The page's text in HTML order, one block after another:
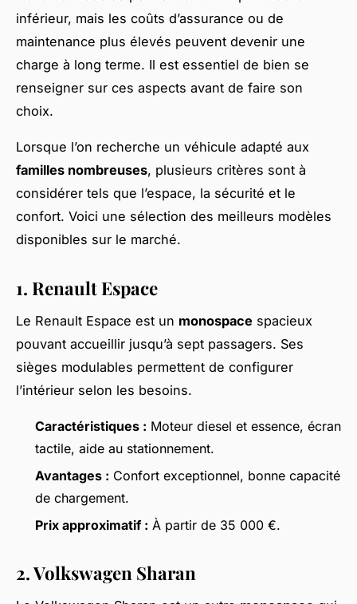
inférieur, mais les coûts d’assurance ou de
maintenance plus élevés peuvent devenir une
charge à long terme. Il est essentiel de bien se
renseigner sur ces aspects avant de faire son
choix.
Lorsque l’on recherche un véhicule adapté aux
familles nombreuses, plusieurs critères sont à
considérer tels que l’espace, la sécurité et le
confort. Voici une sélection des meilleurs modèles
disponibles sur le marché.
1. Renault Espace
Le Renault Espace est un monospace spacieux
pouvant accueillir jusqu’à sept passagers. Ses
sièges modulables permettent de configurer
l’intérieur selon les besoins.
Caractéristiques : Moteur diesel et essence, écran
tactile, aide au stationnement.
Avantages : Confort exceptionnel, bonne capacité
de chargement.
Prix approximatif : À partir de 35 000 €.
2. Volkswagen Sharan